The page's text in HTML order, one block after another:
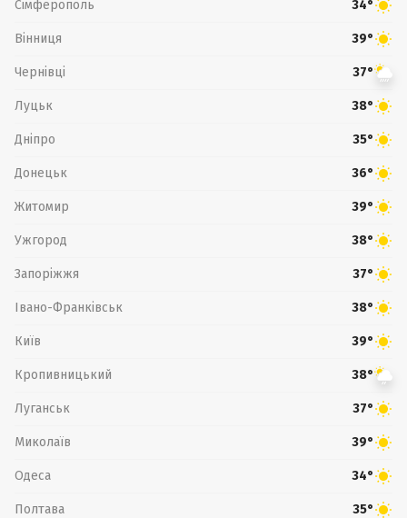
Сімферополь 34°
Вінниця 39°
Чернівці 37°
Луцьк 38°
Дніпро 35°
Донецьк 36°
Житомир 39°
Ужгород 38°
Запоріжжя 37°
Івано-Франківськ 38°
Київ 39°
Кропивницький 38°
Луганськ 37°
Миколаїв 39°
Одеса 34°
Полтава 35°